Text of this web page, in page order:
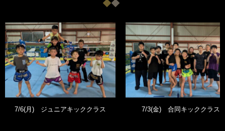
7/6(月) ジュニアキッククラス 7/3(金) 合同キッククラス